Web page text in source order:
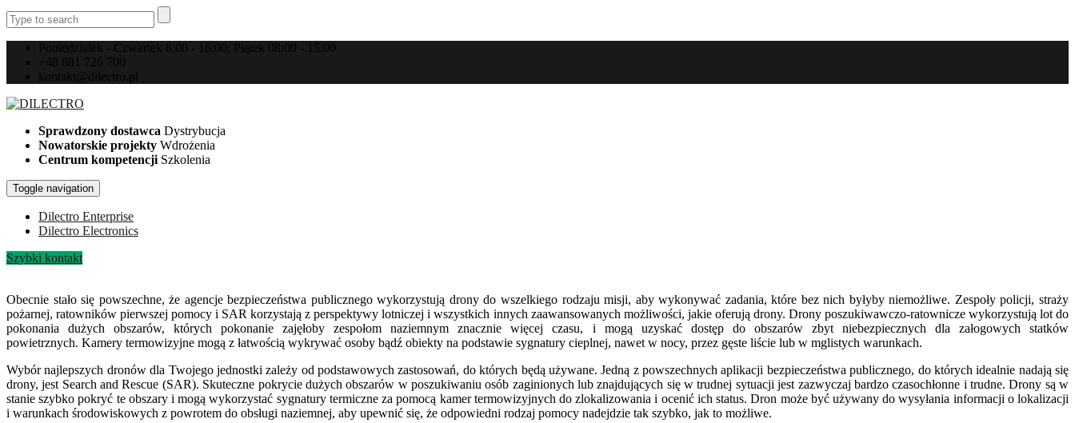
Poniedziałek - Czwartek 8:00 - 16:00; Piątek 08:00 - 15:00
+48 881 726 700
kontakt@dilectro.pl
Sprawdzony dostawca Dystrybucja
Nowatorskie projekty Wdrożenia
Centrum kompetencji Szkolenia
Toggle navigation
Dilectro Enterprise
Dilectro Electronics
Szybki kontakt
Obecnie stało się powszechne, że agencje bezpieczeństwa publicznego wykorzystują drony do wszelkiego rodzaju misji, aby wykonywać zadania, które bez nich byłyby niemożliwe. Zespoły policji, straży
pożarnej, ratowników pierwszej pomocy i SAR korzystają z perspektywy lotniczej i wszystkich innych zaawansowanych możliwości, jakie oferują drony. Drony poszukiwawczo-ratownicze wykorzystują lot do
pokonania dużych obszarów, których pokonanie zajęłoby zespołom naziemnym znacznie więcej czasu, i mogą uzyskać dostęp do obszarów zbyt niebezpiecznych dla załogowych statków
powietrznych. Kamery termowizyjne mogą z łatwością wykrywać osoby bądź obiekty na podstawie sygnatury cieplnej, nawet w nocy, przez gęste liście lub w mglistych warunkach.
Wybór najlepszych dronów dla Twojego jednostki zależy od podstawowych zastosowań, do których będą używane. Jedną z powszechnych aplikacji bezpieczeństwa publicznego, do których idealnie nadają się
drony, jest Search and Rescue (SAR). Skuteczne pokrycie dużych obszarów w poszukiwaniu osób zaginionych lub znajdujących się w trudnej sytuacji jest zazwyczaj bardzo czasochłonne i trudne. Drony są w
stanie szybko pokryć te obszary i mogą wykorzystać sygnatury termiczne za pomocą kamer termowizyjnych do zlokalizowania i ocenić ich status.Dron może być używany do wysyłania informacji o lokalizacji
i warunkach środowiskowych z powrotem do obsługi naziemnej, aby upewnić się, że odpowiedni rodzaj pomocy nadejdzie tak szybko, jak to możliwe.